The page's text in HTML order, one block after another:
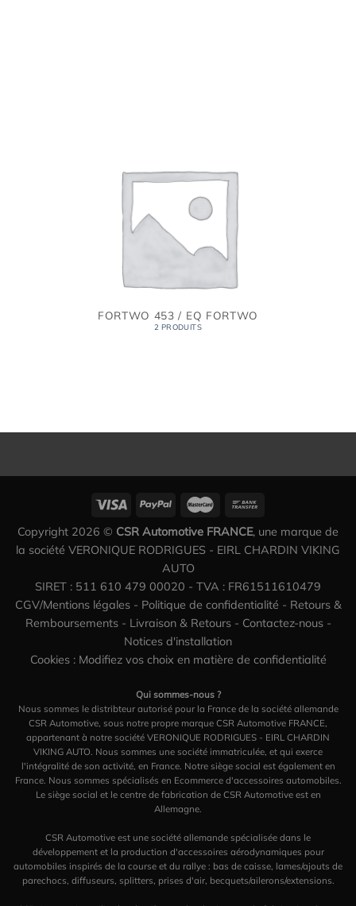
FORTWO 453 / EQ FORTWO
2 PRODUITS
Copyright 2026 © CSR Automotive FRANCE, une marque de
la société VERONIQUE RODRIGUES - EIRL CHARDIN VIKING
AUTO
SIRET : 511 610 479 00020 - TVA : FR61511610479
CGV/Mentions légales- Politique de confidentialité - Retours &
Remboursements- Livraison & Retours- Contactez-nous-
Notices d'installation
Cookies : Modifiez vos choix en matière de confidentialité
Qui sommes-nous ?
Nous sommes le distribteur autorisé pour la France de la société allemande
CSR Automotive, sous notre propre marque CSR Automotive FRANCE,
appartenant à notre société VERONIQUE RODRIGUES - EIRL CHARDIN
VIKING AUTO. Nous sommes une société immatriculée, et qui exerce
l'intégralité de son activité, en France. Notre siège social est également en
France. Nous sommes spécialisés en Ecommerce d'accessoires automobiles.
Le siège social et le centre de fabrication de CSR Automotive est en
Allemagne.
CSR Automotive est une société allemande spécialisée dans le
développement et la production d'accessoires aérodynamiques pour
automobiles inspirés de la course et du rallye : bas de caisse, lames/ajouts de
parechocs, diffuseurs, splitters, prises d'air, becquets/ailerons/extensions.